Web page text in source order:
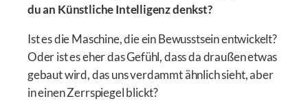
du an Künstliche Intelligenz denkst?
Ist es die Maschine, die ein Bewusstsein entwickelt?
Oder ist es eher das Gefühl, dass da draußen etwas
gebaut wird, das uns verdammt ähnlich sieht, aber
in einen Zerrspiegel blickt?